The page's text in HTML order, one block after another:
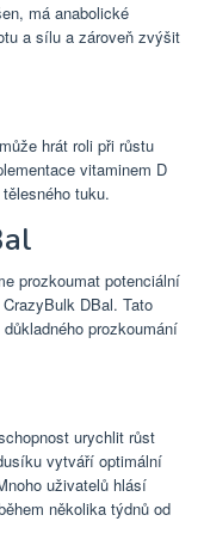
má anabolické
a sílu a zároveň zvýšit
hrát roli při růstu
vitaminem D
tuku.
prozkoumat potenciální
DBal. Tato
prozkoumání
urychlit růst
vytváří optimální
uživatelů hlásí
několika týdnů od